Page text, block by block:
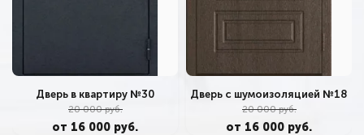
Дверь в квартиру №30
20 000 руб.
от 16 000 руб.
Дверь с шумоизоляцией №18
20 000 руб.
от 16 000 руб.